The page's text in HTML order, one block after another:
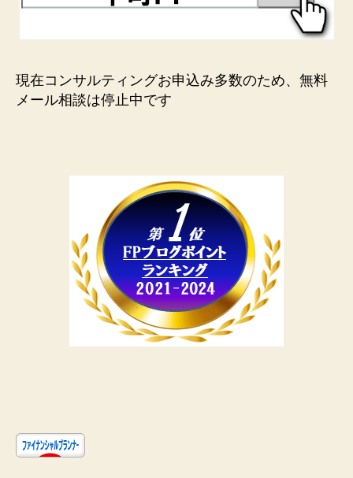
現在コンサルティングお申込み多数のため、無料
メール相談は停止中です